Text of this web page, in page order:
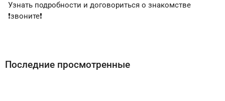
Узнать подробности и договориться о знакомстве
❗звоните❗
Последние просмотренные